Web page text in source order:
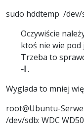
sudo hddtemp /dev/
Oczywiście
ktoś nie wie pod
Trzeba to
-l.
Wyglada to mniej
root@Ubuntu-
/dev/sdb: WDC